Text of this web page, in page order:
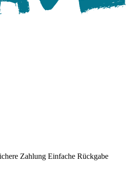
Zahlung Einfache Rückgabe